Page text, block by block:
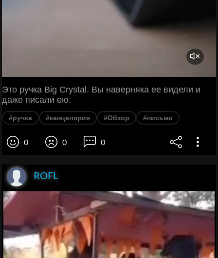
Это ручка Big Crystal. Вы наверняка ее видели и
даже писали ею.
#ручка #канцелярия #Обзор #письмо
0 0 0
ROFL